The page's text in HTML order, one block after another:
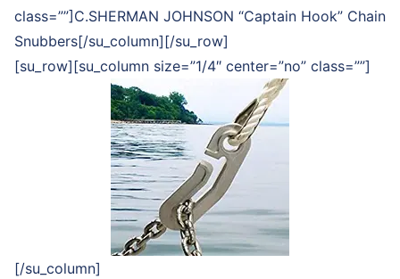
class=””]C.SHERMAN JOHNSON “Captain Hook” Chain
Snubbers[/su_column][/su_row]
[su_row][su_column size=”1/4″ center=”no” class=””]
[/su_column]